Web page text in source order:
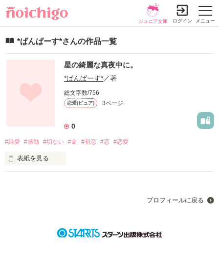
メニュー
ジュニア文庫 ログイン
*ぱんぱーす*さんの作品一覧
星の綺麗な真夜中に。
*ぱんぱーす*／著
総文字数/756
恋愛(ピュア) 3ページ
0
#純愛 #感動 #切ない #命 #初恋 #恋 #恋愛
表紙を見る
月に照らされて輝く綺麗な髪の毛
プロフィールに戻る